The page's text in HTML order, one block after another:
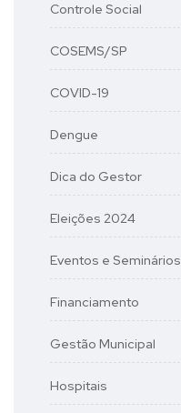
Controle Social
COSEMS/SP
COVID-19
Dengue
Dica do Gestor
Eleições 2024
Eventos e Seminários
Financiamento
Gestão Municipal
Hospitais